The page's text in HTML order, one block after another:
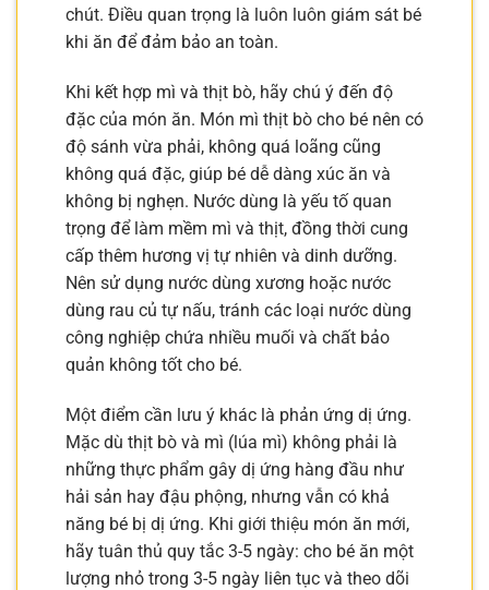
chút. Điều quan trọng là luôn luôn giám sát bé
khi ăn để đảm bảo an toàn.
Khi kết hợp mì và thịt bò, hãy chú ý đến độ
đặc của món ăn. Món mì thịt bò cho bé nên có
độ sánh vừa phải, không quá loãng cũng
không quá đặc, giúp bé dễ dàng xúc ăn và
không bị nghẹn. Nước dùng là yếu tố quan
trọng để làm mềm mì và thịt, đồng thời cung
cấp thêm hương vị tự nhiên và dinh dưỡng.
Nên sử dụng nước dùng xương hoặc nước
dùng rau củ tự nấu, tránh các loại nước dùng
công nghiệp chứa nhiều muối và chất bảo
quản không tốt cho bé.
Một điểm cần lưu ý khác là phản ứng dị ứng.
Mặc dù thịt bò và mì (lúa mì) không phải là
những thực phẩm gây dị ứng hàng đầu như
hải sản hay đậu phộng, nhưng vẫn có khả
năng bé bị dị ứng. Khi giới thiệu món ăn mới,
hãy tuân thủ quy tắc 3-5 ngày: cho bé ăn một
lượng nhỏ trong 3-5 ngày liên tục và theo dõi